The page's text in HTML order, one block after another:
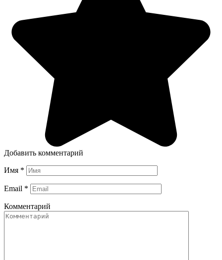
Добавить комментарий
Имя *
Email *
Комментарий